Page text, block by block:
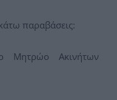
παραβάσεις:
Μητρώο Ακινήτων